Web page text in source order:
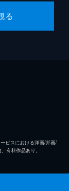
る
ビスにおける洋画/邦画/
有料作品あり。